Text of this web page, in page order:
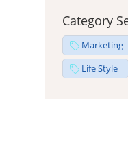
Category
Marketing
Life Style